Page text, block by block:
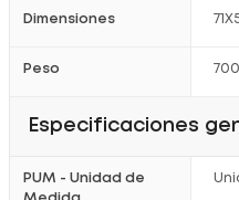
Dimensiones
Peso
Especificaciones
PUM - Unidad de